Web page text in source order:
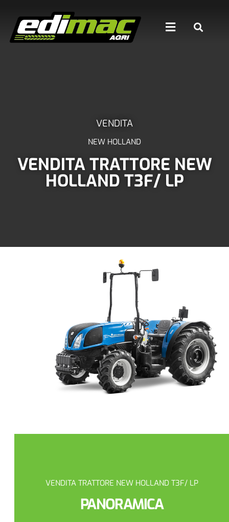
VENDITA
NEW HOLLAND
VENDITA TRATTORE NEW
HOLLAND T3F/ LP
VENDITA TRATTORE NEW HOLLAND T3F/ LP
PANORAMICA